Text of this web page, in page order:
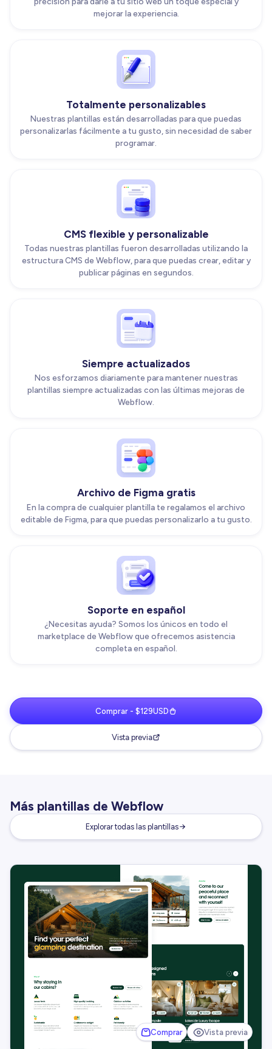
mejorar la experiencia.
Totalmente personalizables
Nuestras plantillas están desarrolladas para que puedas
personalizarlas fácilmente a tu gusto, sin necesidad de saber
programar.
CMS flexible y personalizable
Todas nuestras plantillas fueron desarrolladas utilizando la
estructura CMS de Webflow, para que puedas crear, editar y
publicar páginas en segundos.
Siempre actualizados
Nos esforzamos diariamente para mantener nuestras
plantillas siempre actualizadas con las últimas mejoras de
Webflow.
Archivo de Figma gratis
En la compra de cualquier plantilla te regalamos el archivo
editable de Figma, para que puedas personalizarlo a tu gusto.
Soporte en español
¿Necesitas ayuda? Somos los únicos en todo el
marketplace de Webflow que ofrecemos asistencia
completa en español.
Comprar - $129USD
Vista previa
Más plantillas de Webflow
Explorar todas las plantillas
Comprar Vista previa